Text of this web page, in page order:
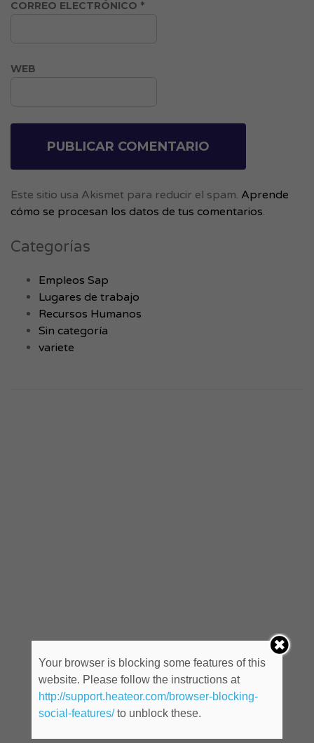
CORREO ELECTRÓNICO *
WEB
Este sitio usa Akismet para reducir el spam. Aprende
cómo se procesan los datos de tus comentarios.
Categorías
Empleos Sap
Lugares de trabajo
Recursos Humanos
Sin categoría
variete
Your browser is blocking some features of this
website. Please follow the instructions at
http://support.heateor.com/browser-blocking-
social-features/to unblock these.